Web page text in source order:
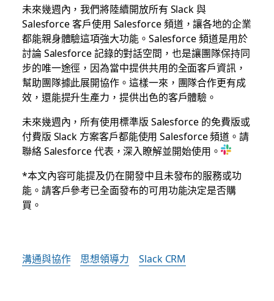
未來幾週內，我們將陸續開放所有 Slack 與
Salesforce 客戶使用 Salesforce 頻道，讓各地的企業
都能親身體驗這項強大功能。Salesforce 頻道是用於
討論 Salesforce 記錄的對話空間，也是讓團隊保持同
步的唯一途徑，因為當中提供共用的全面客戶資訊，
幫助團隊據此展開協作。這樣一來，團隊合作更有成
效，還能提升生產力，提供出色的客戶體驗。
未來幾週內，所有使用標準版 Salesforce 的免費版或
付費版 Slack 方案客戶都能使用 Salesforce 頻道。請
聯絡 Salesforce 代表，深入瞭解並開始使用。
*本文內容可能提及仍在開發中且未發布的服務或功
能。請客戶參考已全面發布的可用功能決定是否購
買。
溝通與協作 思想領導力 Slack CRM